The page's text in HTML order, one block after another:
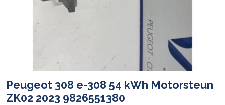
Peugeot 308 e-308 54 kWh Motorsteun
ZK02 2023 9826551380